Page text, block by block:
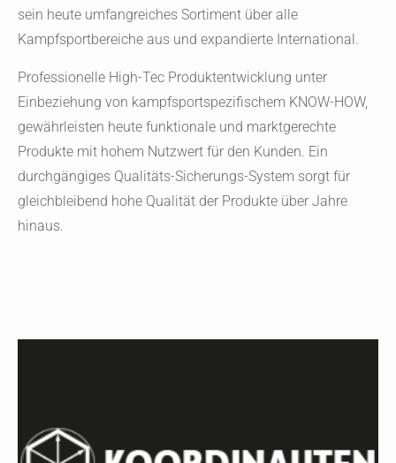
sein heute umfangreiches Sortiment über alle
Kampfsportbereiche aus und expandierte International.
Professionelle High-Tec Produktentwicklung unter
Einbeziehung von kampfsportspezifischem KNOW-HOW,
gewährleisten heute funktionale und marktgerechte
Produkte mit hohem Nutzwert für den Kunden. Ein
durchgängiges Qualitäts-Sicherungs-System sorgt für
gleichbleibend hohe Qualität der Produkte über Jahre
hinaus.